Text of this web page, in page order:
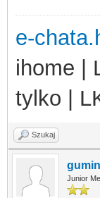
e-
ihome |
tylko |
Szukaj
gumin
Junior